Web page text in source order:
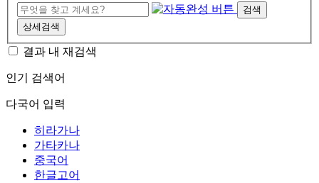
검색
상세검색
결과 내 재검색
인기 검색어
다국어 입력
히라가나
가타카나
중국어
한글고어